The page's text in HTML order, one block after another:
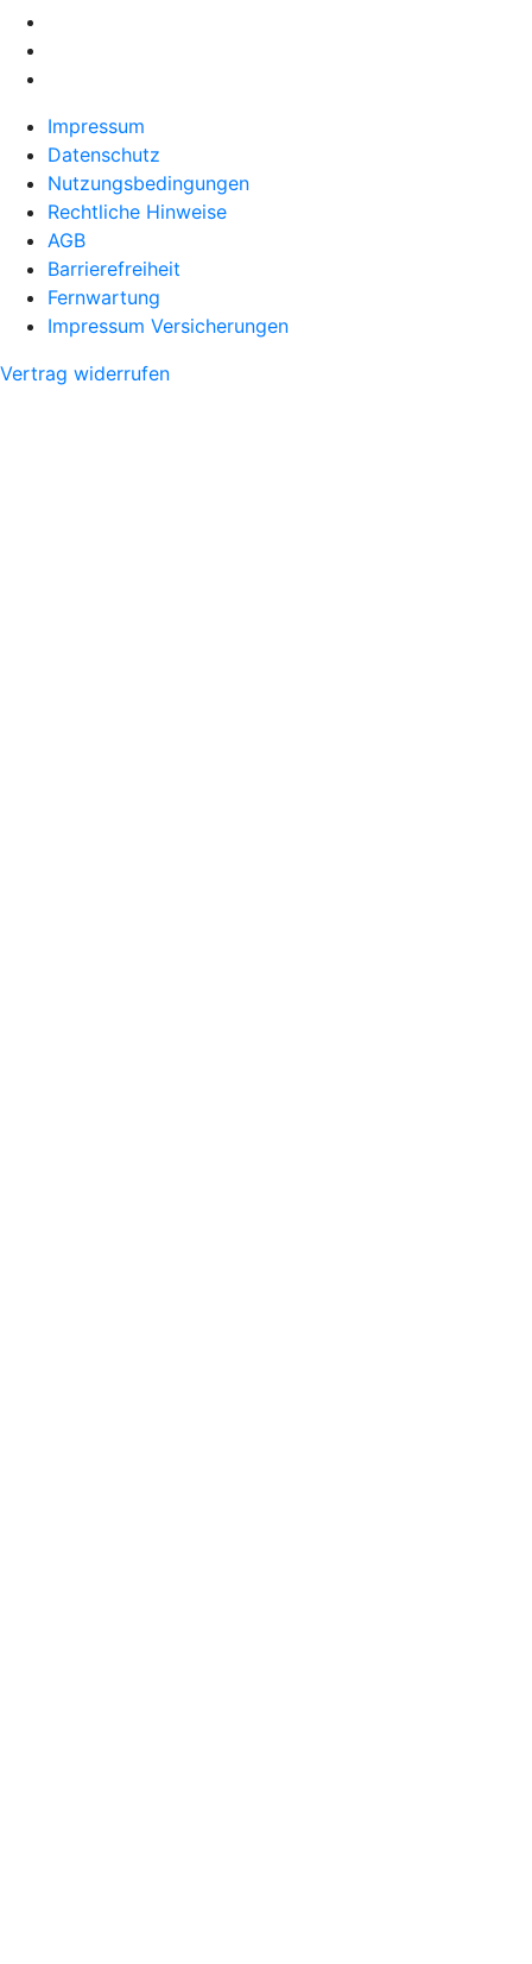
Impressum
Datenschutz
Nutzungsbedingungen
Rechtliche Hinweise
AGB
Barrierefreiheit
Fernwartung
Impressum Versicherungen
Vertrag widerrufen